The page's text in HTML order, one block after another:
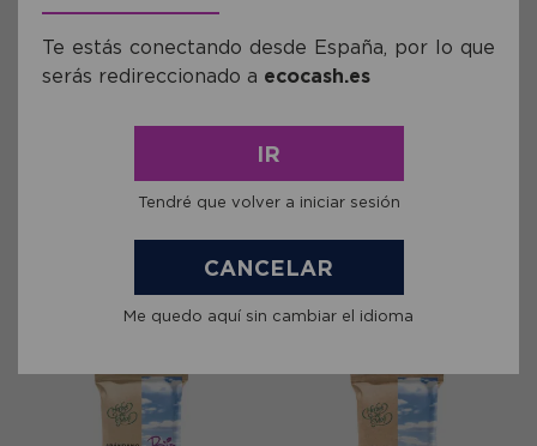
4,35€ 2,73€
Te estás conectando desde España, por lo que
serás redireccionado a ecocash.es
IR
Tendré que volver a iniciar sesión
CANCELAR
Me quedo aquí sin cambiar el idioma